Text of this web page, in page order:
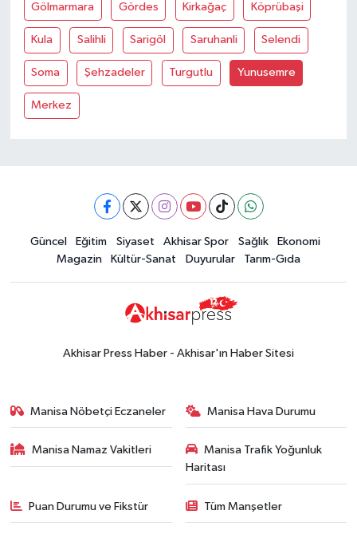
Gölmarmara Gördes Kirkağaç Köprübaşi
Kula Salihli Sarigöl Saruhanli Selendi
Soma Şehzadeler Turgutlu Yunusemre
Merkez
Güncel Eğitim Siyaset Akhisar Spor Sağlık
Ekonomi
Magazin
Kültür-Sanat Duyurular Tarım-Gıda
Akhisar Press Haber - Akhisar'ın Haber Sitesi
Manisa Nöbetçi Eczaneler Manisa Hava Durumu
Manisa Namaz Vakitleri
Manisa Trafik Yoğunluk
Haritası
Puan Durumu ve Fikstür Tüm Manşetler